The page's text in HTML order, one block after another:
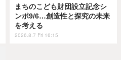
まちのこども財団設立記念シ
ンポ9/6…創造性と探究の未来
を考える
2026.8.7 Fri 16:15